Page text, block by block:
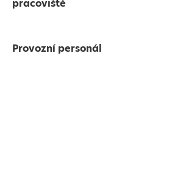
pracoviště
Provozní personál